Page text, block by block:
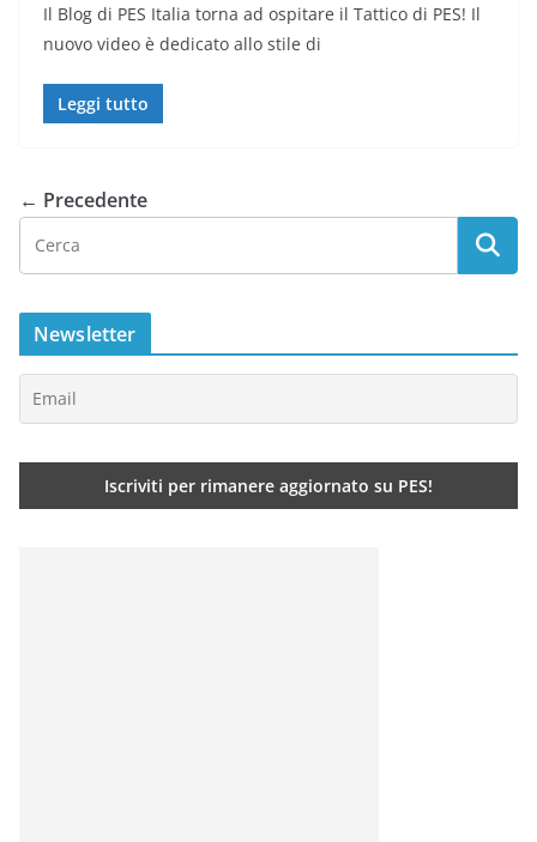
Il Blog di PES Italia torna ad ospitare il Tattico di PES! Il
nuovo video è dedicato allo stile di
Leggi tutto
← Precedente
Newsletter